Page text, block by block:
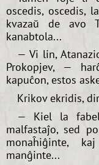
oscedis, oscedis,
kvazaŭ de avo
kanabtola...
— Vi lin,
Prokopjev, —
kapuĉon, estos
Krikov ekridis,
— Kiel la
malfastaĵo, sed
monaĥiĝinte,
manĝinte...